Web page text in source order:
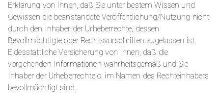
Erklärung von Ihnen, daß Sie unter bestem Wissen und
Gewissen die beanstandete Veröffentlichung/Nutzung nicht
durch den Inhaber der Urheberrechte, dessen
Bevollmächtigte oder Rechtsvorschriften zugelassen ist.
Eidesstattliche Versicherung von Ihnen, daß die
vorgehenden Informationen wahrheitsgemäß und Sie
Inhaber der Urheberrechte o. im Namen des Rechteinhabers
bevollmächtigt sind.